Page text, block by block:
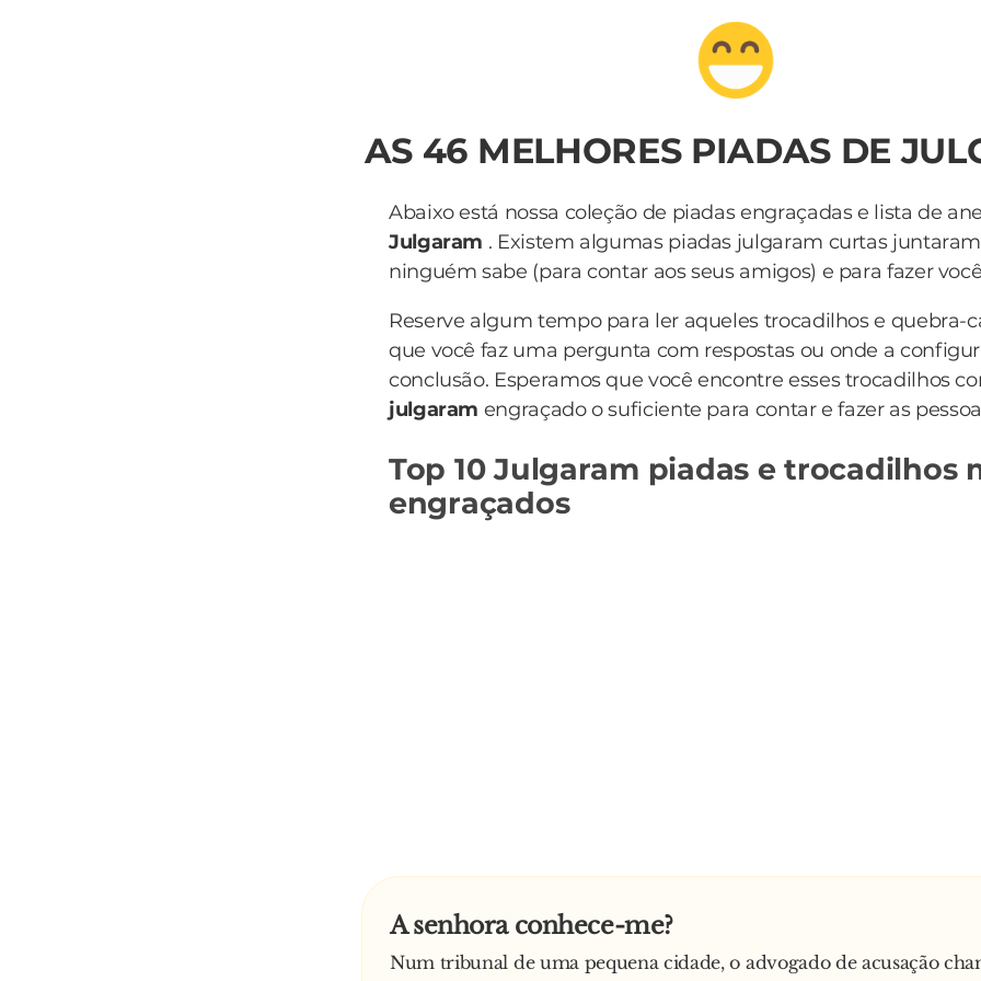
AS 46 MELHORES PIADAS DE
Abaixo está nossa coleção de piadas engraçadas e lista de
Julgaram . Existem algumas piadas julgaram curtas
ninguém sabe (para contar aos seus amigos) e para fazer
Reserve algum tempo para ler aqueles trocadilhos e quebra-
que você faz uma pergunta com respostas ou onde a
conclusão. Esperamos que você encontre esses trocadilhos
julgaram engraçado o suficiente para contar e fazer as
Top 10 Julgaram piadas e trocadilhos
engraçados
A senhora conhece-me?
Num tribunal de uma pequena cidade, o advogado de acusação